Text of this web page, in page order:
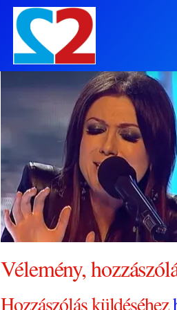
Rúzsa Magdi
Vélemény,
Hozzászólás küldéséhez